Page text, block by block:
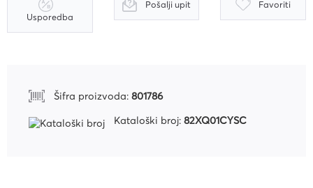
Usporedba
Pošalji upit Favoriti
Šifra proizvoda: 801786
Kataloški broj:82XQ01CYSC